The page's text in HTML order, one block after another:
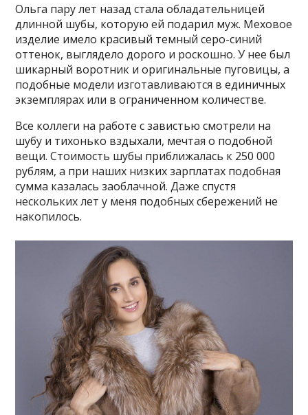
Ольга пару лет назад стала обладательницей
длинной шубы, которую ей подарил муж. Меховое
изделие имело красивый темный серо-синий
оттенок, выглядело дорого и роскошно. У нее был
шикарный воротник и оригинальные пуговицы, а
подобные модели изготавливаются в единичных
экземплярах или в ограниченном количестве.
Все коллеги на работе с завистью смотрели на
шубу и тихонько вздыхали, мечтая о подобной
вещи. Стоимость шубы приближалась к 250 000
рублям, а при наших низких зарплатах подобная
сумма казалась заоблачной. Даже спустя
нескольких лет у меня подобных сбережений не
накопилось.